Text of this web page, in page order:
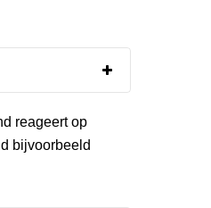
reageert op
bijvoorbeeld